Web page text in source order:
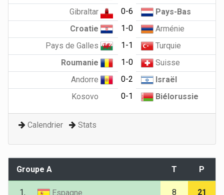
Gibraltar
0-6
Pays-Bas
Croatie
1-0
Arménie
Pays de Galles
1-1
Turquie
Roumanie
1-0
Suisse
Andorre
0-2
Israël
Kosovo
0-1 Biélorussie
Calendrier Stats
Groupe A T P
1. Espagne 8 21